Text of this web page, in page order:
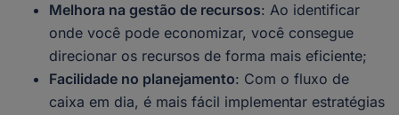
Melhora na gestão de recursos: Ao identificar
onde você pode economizar, você consegue
direcionar os recursos de forma mais eficiente;
Facilidade no planejamento: Com o fluxo de
caixa em dia, é mais fácil implementar estratégias